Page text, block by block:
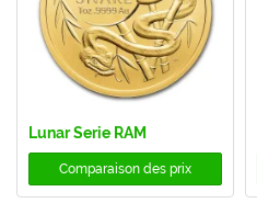
Lunar Serie RAM
Comparaison des prix